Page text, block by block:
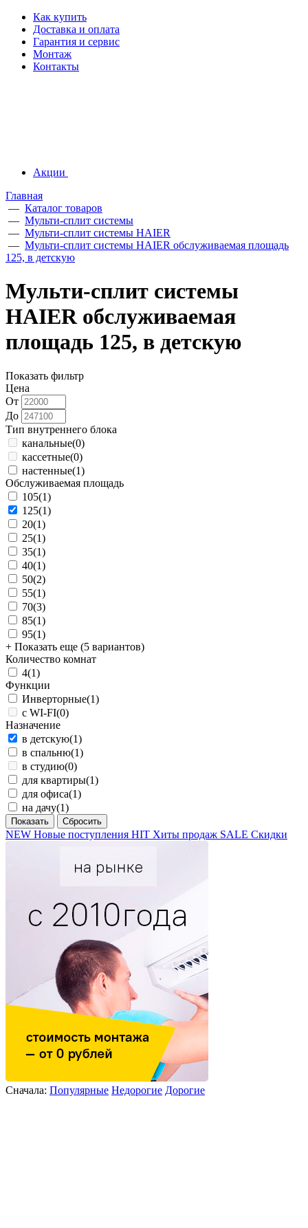
Как купить
Доставка и оплата
Гарантия и сервис
Монтаж
Контакты
Акции
Главная
— Каталог товаров
— Мульти-сплит системы
— Мульти-сплит системы HAIER
— Мульти-сплит системы HAIER обслуживаемая площадь
125, в детскую
Мульти-сплит системы
HAIER обслуживаемая
площадь 125, в детскую
Показать фильтр
Цена
От
До
Тип внутреннего блока
канальные(0)
кассетные(0)
настенные(1)
Обслуживаемая площадь
105(1)
125(1)
20(1)
25(1)
35(1)
40(1)
50(2)
55(1)
70(3)
85(1)
95(1)
+ Показать еще (5 вариантов)
Количество комнат
4(1)
Функции
Инверторные(1)
с WI-FI(0)
Назначение
в детскую(1)
в спальню(1)
в студию(0)
для квартиры(1)
для офиса(1)
на дачу(1)
NEW Новые поступления HIT Хиты продаж SALE Скидки
Сначала: Популярные Недорогие Дорогие